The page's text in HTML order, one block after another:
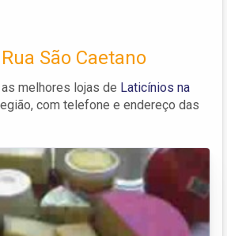
São Caetano
melhores lojas de Laticínios na
com telefone e endereço das